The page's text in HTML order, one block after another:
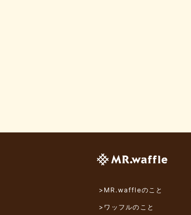
>MR.waffleのこと
>ワッフルのこと